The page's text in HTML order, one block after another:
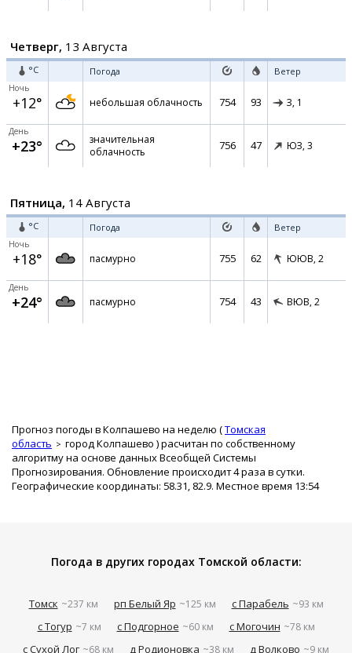
Четверг, 13 Августа
°C Погода Ветер
Ночь
+12° небольшая облачность 754 93 З, 1
День
+23°
значительная
облачность
756 47 ЮЗ, 3
Пятница, 14 Августа
°C Погода Ветер
Ночь
+18° пасмурно 755 62 ЮЮВ, 2
День
+24° пасмурно 754 43 ВЮВ, 2
Прогноз погоды в Колпашево на неделю (Томская
область
город Колпашево ) расчитан по собственному
алгоритму на основе данных Всеобщей Системы
Прогнозирования. Обновление происходит 4 раза в сутки.
Географические координаты: 58.31, 82.9. Местное время 13:54
Погода в других городах Томской области:
Томск ~237 км рп Белый Яр ~125 км с Парабель ~93 км
с Тогур ~7 км с Подгорное ~60 км с Могочин ~78 км
с Сухой Лог ~68 км д Родионовка ~38 км д Волково ~9 км